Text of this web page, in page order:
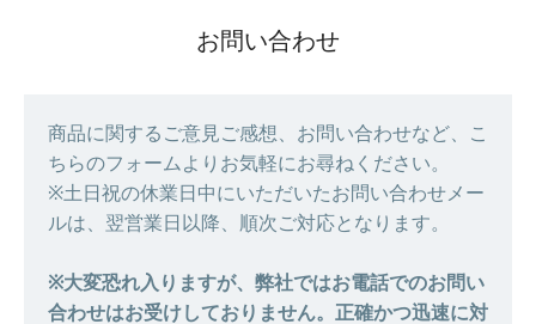
お問い合わせ
商品に関するご意見ご感想、お問い合わせなど、こ
ちらのフォームよりお気軽にお尋ねください。
※土日祝の休業日中にいただいたお問い合わせメー
ルは、翌営業日以降、順次ご対応となります。
※大変恐れ入りますが、弊社ではお電話でのお問い
合わせはお受けしておりません。正確かつ迅速に対